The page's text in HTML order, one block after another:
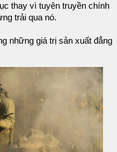
thay vì tuyên truyền chính
trải qua nó.
những giá trị sản xuất đẳng